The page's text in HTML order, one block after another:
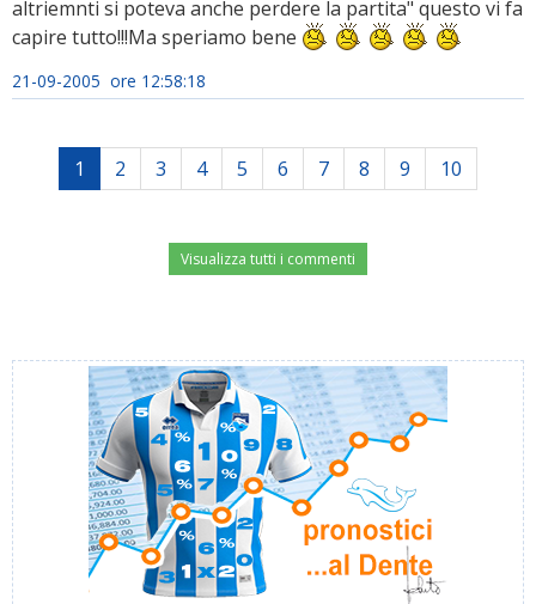
altriemnti si poteva anche perdere la partita" questo vi fa
capire tutto!!!Ma speriamo bene
21-09-2005 ore 12:58:18
1 2 3 4 5 6 7 8 9 10
Visualizza tutti i commenti